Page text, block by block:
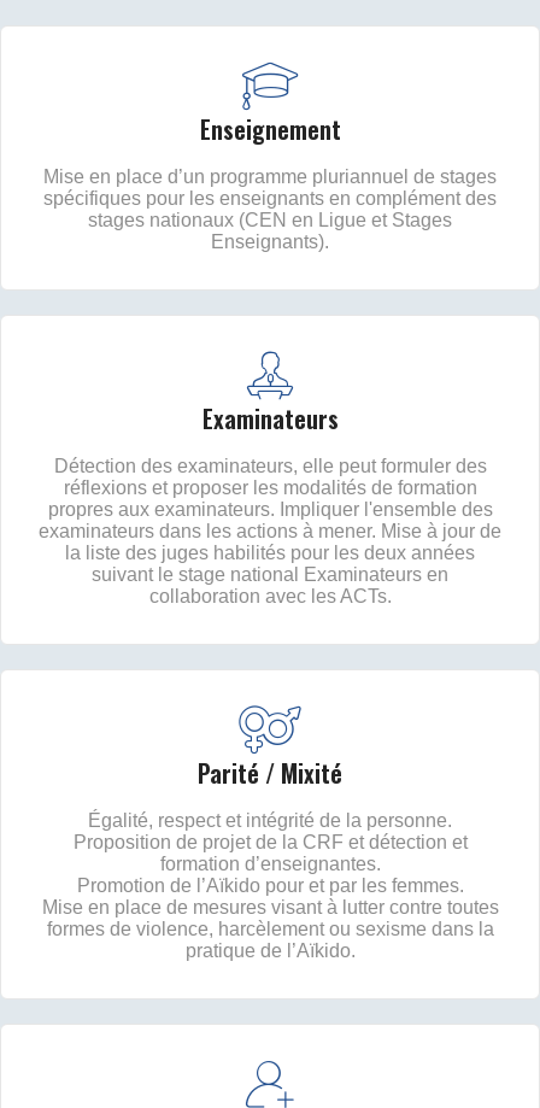
Enseignement
Mise en place d’un programme pluriannuel de stages
spécifiques pour les enseignants en complément des
stages nationaux (CEN en Ligue et Stages
Enseignants).
Examinateurs
Détection des examinateurs, elle peut formuler des
réflexions et proposer les modalités de formation
propres aux examinateurs. Impliquer l'ensemble des
examinateurs dans les actions à mener. Mise à jour de
la liste des juges habilités pour les deux années
suivant le stage national Examinateurs en
collaboration avec les ACTs.
Parité / Mixité
Égalité, respect et intégrité de la personne.
Proposition de projet de la CRF et détection et
formation d’enseignantes.
Promotion de l’Aïkido pour et par les femmes.
Mise en place de mesures visant à lutter contre toutes
formes de violence, harcèlement ou sexisme dans la
pratique de l’Aïkido.